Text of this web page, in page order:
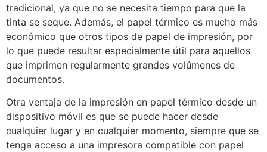
tradicional, ya que no se necesita tiempo para que la
tinta se seque. Además, el papel térmico es mucho más
económico que otros tipos de papel de impresión, por
lo que puede resultar especialmente útil para aquellos
que imprimen regularmente grandes volúmenes de
documentos.
Otra ventaja de la impresión en papel térmico desde un
dispositivo móvil es que se puede hacer desde
cualquier lugar y en cualquier momento, siempre que se
tenga acceso a una impresora compatible con papel